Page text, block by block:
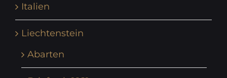
Italien
Liechtenstein
Abarten